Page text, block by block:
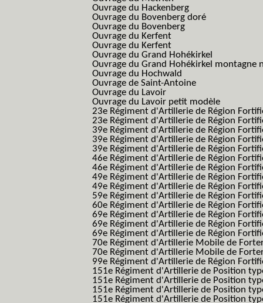
Ouvrage du Hackenberg
Ouvrage du Bovenberg doré
Ouvrage du Bovenberg
Ouvrage du Kerfent
Ouvrage du Kerfent
Ouvrage du Grand Hohékirkel
Ouvrage du Grand Hohékirkel montagne
Ouvrage du Hochwald
Ouvrage de Saint-Antoine
Ouvrage du Lavoir
Ouvrage du Lavoir petit modèle
23e Régiment d'Artillerie de Région
23e Régiment d'Artillerie de Région
39e Régiment d'Artillerie de Région
39e Régiment d'Artillerie de Région
39e Régiment d'Artillerie de Région
46e Régiment d'Artillerie de Région
46e Régiment d'Artillerie de Région
49e Régiment d'Artillerie de Région
49e Régiment d'Artillerie de Région
59e Régiment d'Artillerie de Région
60e Régiment d'Artillerie de Région
69e Régiment d'Artillerie de Région
69e Régiment d'Artillerie de Région
69e Régiment d'Artillerie de Région
70e Régiment d'Artillerie Mobile de
70e Régiment d'Artillerie Mobile de
99e Régiment d'Artillerie de Région
151e Régiment d'Artillerie de Position
151e Régiment d'Artillerie de Position
151e Régiment d'Artillerie de Position
151e Régiment d'Artillerie de Position